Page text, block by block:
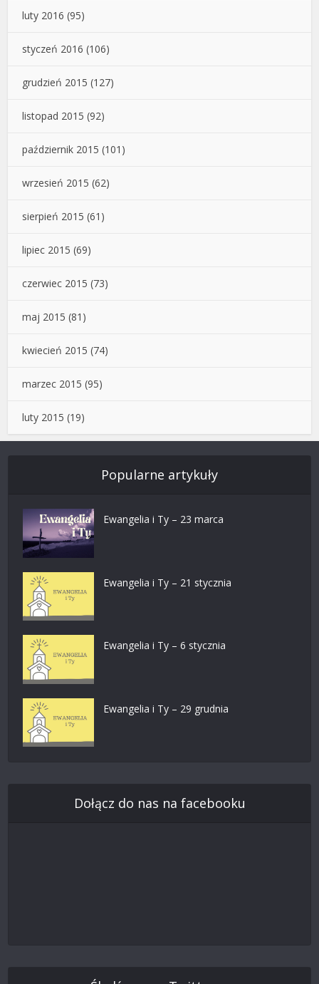
luty 2016 (95)
styczeń 2016 (106)
grudzień 2015 (127)
listopad 2015 (92)
październik 2015 (101)
wrzesień 2015 (62)
sierpień 2015 (61)
lipiec 2015 (69)
czerwiec 2015 (73)
maj 2015 (81)
kwiecień 2015 (74)
marzec 2015 (95)
luty 2015 (19)
Popularne artykuły
Ewangelia i Ty – 23 marca
Ewangelia i Ty – 21 stycznia
Ewangelia i Ty – 6 stycznia
Ewangelia i Ty – 29 grudnia
Dołącz do nas na facebooku